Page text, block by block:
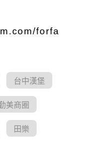
forfa
台中漢堡
美商圈
田樂